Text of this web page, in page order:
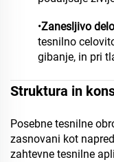
•Zanesljivo
tesnilno
gibanje, in pri
Struktura in
Posebne tesnilne
zasnovani kot
zahtevne tesnilne